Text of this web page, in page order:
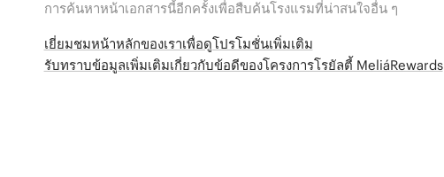
การค้นหาหน้าเอกสารนี้อีกครั้งเพื่อสืบค้นโรงแรมที่น่าสนใจอื่น ๆ
เยี่ยมชมหน้าหลักของเราเพื่อดูโปรโมชั่นเพิ่มเติม
รับทราบข้อมูลเพิ่มเติมเกี่ยวกับข้อดีของโครงการโรยัลตี้ MeliáRewards